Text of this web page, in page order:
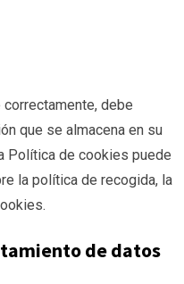
debe
que se almacena en su
Política de cookies puede
la política de recogida, la
de datos